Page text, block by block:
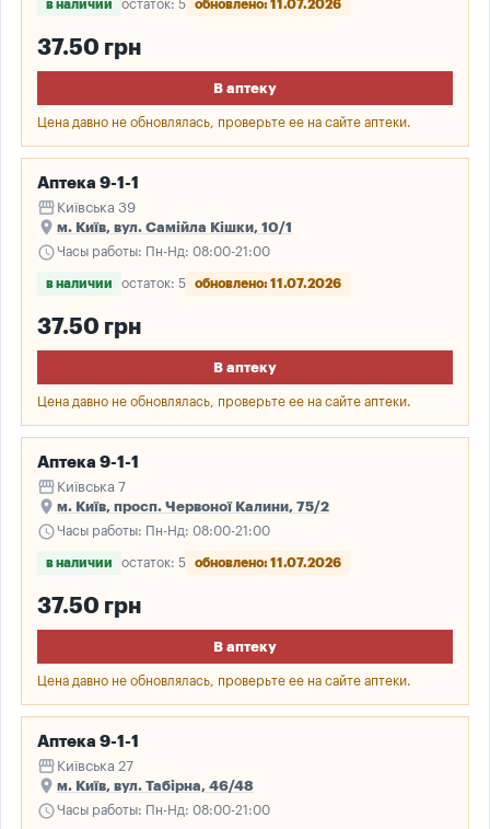
в наличии остаток: 5 обновлено: 11.07.2026
37.50 грн
В аптеку
Цена давно не обновлялась, проверьте ее на сайте аптеки.
Аптека 9-1-1
storefront Київська 39
place м. Київ, вул. Самійла Кішки, 10/1
scheduleЧасы работы: Пн-Нд: 08:00-21:00
в наличии остаток: 5 обновлено: 11.07.2026
37.50 грн
В аптеку
Цена давно не обновлялась, проверьте ее на сайте аптеки.
Аптека 9-1-1
storefront Київська 7
place м. Київ, просп. Червоної Калини, 75/2
scheduleЧасы работы: Пн-Нд: 08:00-21:00
в наличии остаток: 5 обновлено: 11.07.2026
37.50 грн
В аптеку
Цена давно не обновлялась, проверьте ее на сайте аптеки.
Аптека 9-1-1
storefront Київська 27
place м. Київ, вул. Табірна, 46/48
scheduleЧасы работы: Пн-Нд: 08:00-21:00